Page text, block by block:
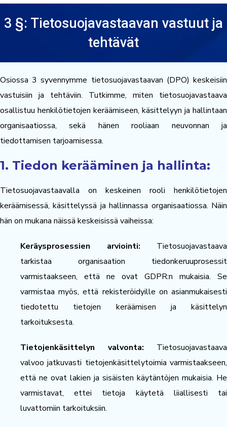
3 §: Tietosuojavastaavan vastuut ja
tehtävät
Osiossa 3 syvennymme tietosuojavastaavan (DPO) keskeisiin
vastuisiin ja tehtäviin. Tutkimme, miten tietosuojavastaava
osallistuu henkilötietojen keräämiseen, käsittelyyn ja hallintaan
organisaatiossa, sekä hänen rooliaan neuvonnan ja
tiedottamisen tarjoamisessa.
1. Tiedon kerääminen ja hallinta:
Tietosuojavastaavalla on keskeinen rooli henkilötietojen
keräämisessä, käsittelyssä ja hallinnassa organisaatiossa. Näin
hän on mukana näissä keskeisissä vaiheissa:
Keräysprosessien arviointi: Tietosuojavastaava
tarkistaa organisaation tiedonkeruuprosessit
varmistaakseen, että ne ovat GDPR:n mukaisia. Se
varmistaa myös, että rekisteröidyille on asianmukaisesti
tiedotettu tietojen keräämisen ja käsittelyn
tarkoituksesta.
Tietojenkäsittelyn valvonta: Tietosuojavastaava
valvoo jatkuvasti tietojenkäsittelytoimia varmistaakseen,
että ne ovat lakien ja sisäisten käytäntöjen mukaisia. He
varmistavat, ettei tietoja käytetä liiallisesti tai
luvattomiin tarkoituksiin.